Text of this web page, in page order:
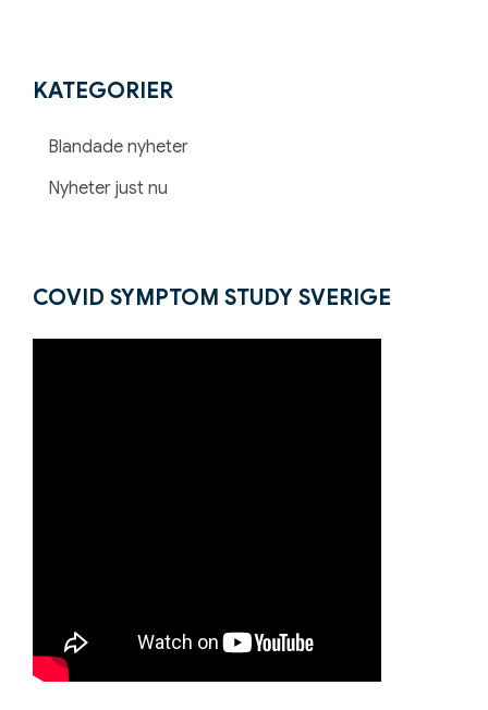
KATEGORIER
Blandade nyheter
Nyheter just nu
COVID SYMPTOM STUDY SVERIGE